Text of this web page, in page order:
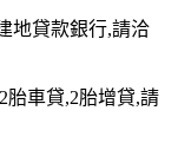
地貸款銀行,請洽
胎車貸,2胎增貸,請